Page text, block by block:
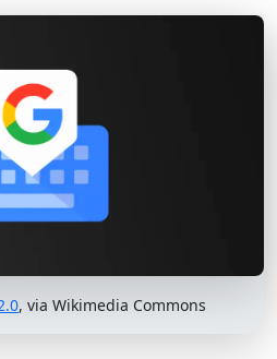
, via Wikimedia Commons